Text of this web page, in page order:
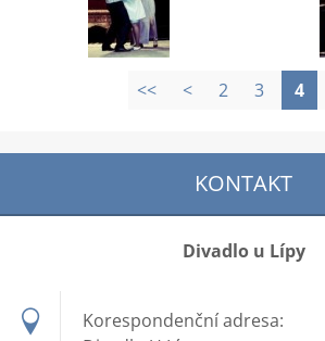
<< < 2 3 4
KONTAKT
Divadlo u Lípy
Korespondenční adresa: